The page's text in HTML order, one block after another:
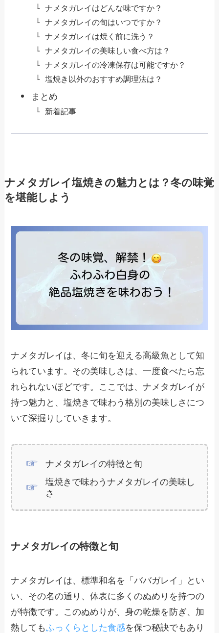
ナメタガレイはどんな味ですか？
ナメタガレイの旬はいつですか？
ナメタガレイは焼く前に洗う？
ナメタガレイの美味しい食べ方は？
ナメタガレイの冷凍保存は可能ですか？
塩焼き以外のおすすめ調理法は？
まとめ
新着記事
ナメタガレイ塩焼きの魅力とは？冬の味覚
を堪能しよう
ナメタガレイは、冬に旬を迎える高級魚として知
られています。その美味しさは、一度食べたら忘
れられないほどです。ここでは、ナメタガレイが
持つ魅力と、塩焼きで味わう格別の美味しさにつ
いて深掘りしていきます。
ナメタガレイの特徴と旬
塩焼きで味わうナメタガレイの美味し
さ
ナメタガレイの特徴と旬
ナメタガレイは、標準和名を「ババガレイ」とい
い、その名の通り、体表に多くのぬめりを持つの
が特徴です。このぬめりが、身の乾燥を防ぎ、加
熱してもふっくらとした食感を保つ秘訣でもあり